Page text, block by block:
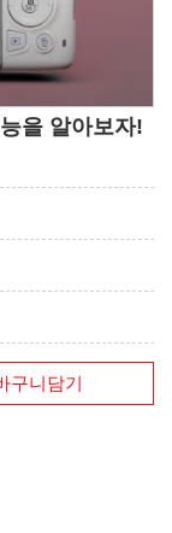
을 알아보자!
구니담기